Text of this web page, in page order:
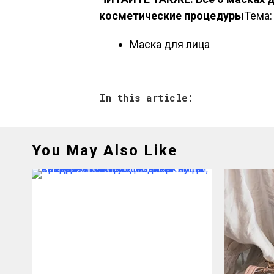
косметические процедурыТема:
Маска для лица
In this article:
You May Also Like